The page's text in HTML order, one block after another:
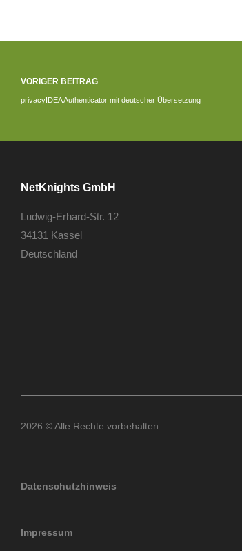
VORIGER BEITRAG
privacyIDEA Authenticator mit deutscher Übersetzung
NetKnights GmbH
Ludwig-Erhard-Str. 12
34131 Kassel
Deutschland
2026 © Alle Rechte vorbehalten
Datenschutzhinweis
Impressum